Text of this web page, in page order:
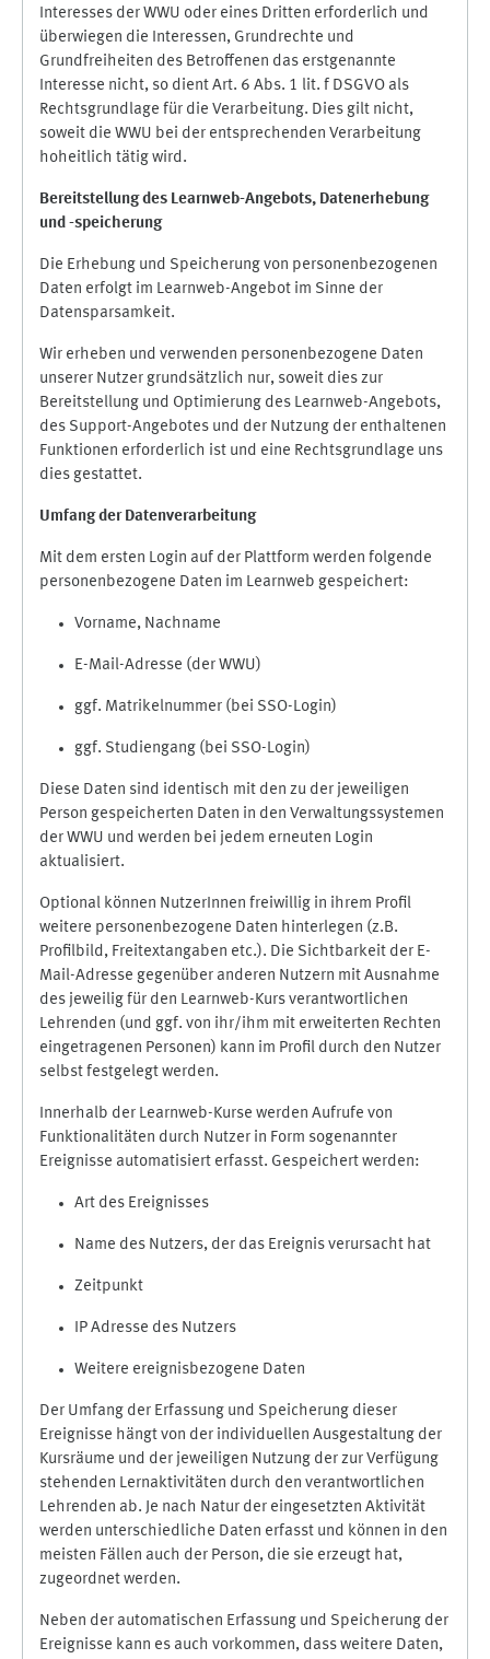
Interesses der WWU oder eines Dritten erforderlich und
überwiegen die Interessen, Grundrechte und
Grundfreiheiten des Betroffenen das erstgenannte
Interesse nicht, so dient Art. 6 Abs. 1 lit. f DSGVO als
Rechtsgrundlage für die Verarbeitung. Dies gilt nicht,
soweit die WWU bei der entsprechenden Verarbeitung
hoheitlich tätig wird.
Bereitstellung des Learnweb-Angebots, Datenerhebung
und -speicherung
Die Erhebung und Speicherung von personenbezogenen
Daten erfolgt im Learnweb-Angebot im Sinne der
Datensparsamkeit.
Wir erheben und verwenden personenbezogene Daten
unserer Nutzer grundsätzlich nur, soweit dies zur
Bereitstellung und Optimierung des Learnweb-Angebots,
des Support-Angebotes und der Nutzung der enthaltenen
Funktionen erforderlich ist und eine Rechtsgrundlage uns
dies gestattet.
Umfang der Datenverarbeitung
Mit dem ersten Login auf der Plattform werden folgende
personenbezogene Daten im Learnweb gespeichert:
Vorname, Nachname
E-Mail-Adresse (der WWU)
ggf. Matrikelnummer (bei SSO-Login)
ggf. Studiengang (bei SSO-Login)
Diese Daten sind identisch mit den zu der jeweiligen
Person gespeicherten Daten in den Verwaltungssystemen
der WWU und werden bei jedem erneuten Login
aktualisiert.
Optional können NutzerInnen freiwillig in ihrem Profil
weitere personenbezogene Daten hinterlegen (z.B.
Profilbild, Freitextangaben etc.). Die Sichtbarkeit der E-
Mail-Adresse gegenüber anderen Nutzern mit Ausnahme
des jeweilig für den Learnweb-Kurs verantwortlichen
Lehrenden (und ggf. von ihr/ihm mit erweiterten Rechten
eingetragenen Personen) kann im Profil durch den Nutzer
selbst festgelegt werden.
Innerhalb der Learnweb-Kurse werden Aufrufe von
Funktionalitäten durch Nutzer in Form sogenannter
Ereignisse automatisiert erfasst. Gespeichert werden:
Art des Ereignisses
Name des Nutzers, der das Ereignis verursacht hat
Zeitpunkt
IP Adresse des Nutzers
Weitere ereignisbezogene Daten
Der Umfang der Erfassung und Speicherung dieser
Ereignisse hängt von der individuellen Ausgestaltung der
Kursräume und der jeweiligen Nutzung der zur Verfügung
stehenden Lernaktivitäten durch den verantwortlichen
Lehrenden ab. Je nach Natur der eingesetzten Aktivität
werden unterschiedliche Daten erfasst und können in den
meisten Fällen auch der Person, die sie erzeugt hat,
zugeordnet werden.
Neben der automatischen Erfassung und Speicherung der
Ereignisse kann es auch vorkommen, dass weitere Daten,